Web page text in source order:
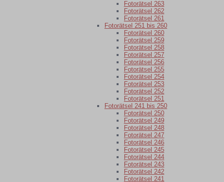
Fotorätsel 263
Fotorätsel 262
Fotorätsel 261
Fotorätsel 251 bis 260
Fotorätsel 260
Fotorätsel 259
Fotorätsel 258
Fotorätsel 257
Fotorätsel 256
Fotorätsel 255
Fotorätsel 254
Fotorätsel 253
Fotorätsel 252
Fotorätsel 251
Fotorätsel 241 bis 250
Fotorätsel 250
Fotorätsel 249
Fotorätsel 248
Fotorätsel 247
Fotorätsel 246
Fotorätsel 245
Fotorätsel 244
Fotorätsel 243
Fotorätsel 242
Fotorätsel 241